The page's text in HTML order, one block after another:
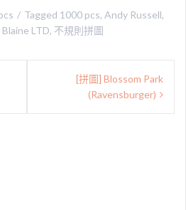
Tagged 1000 pcs, Andy Russell,
LTD, 不規則拼圖
[拼圖] Blossom Park
(Ravensburger)